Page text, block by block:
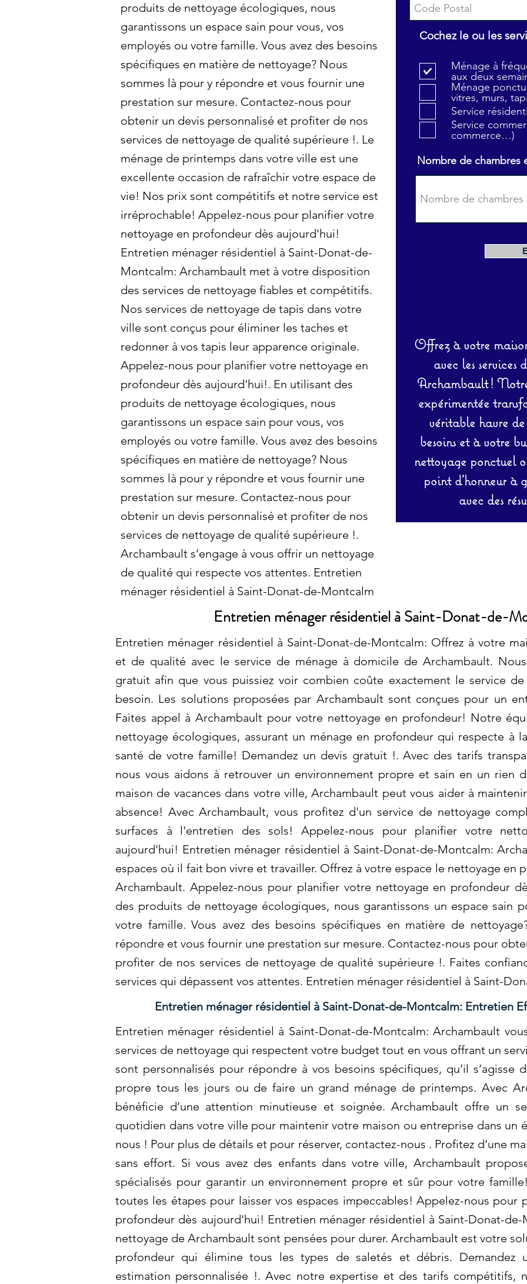
produits de nettoyage écologiques, nous
garantissons un espace sain pour vous, vos
employés ou votre famille. Vous avez des besoins
spécifiques en matière de nettoyage? Nous
sommes là pour y répondre et vous fournir une
prestation sur mesure. Contactez-nous pour
obtenir un devis personnalisé et profiter de nos
services de nettoyage de qualité supérieure !. Le
ménage de printemps dans votre ville est une
excellente occasion de rafraîchir votre espace de
vie! Nos prix sont compétitifs et notre service est
irréprochable! Appelez-nous pour planifier votre
nettoyage en profondeur dès aujourd'hui!
Entretien ménager résidentiel à Saint-Donat-de-
Montcalm: Archambault met à votre disposition
des services de nettoyage fiables et compétitifs.
Nos services de nettoyage de tapis dans votre
ville sont conçus pour éliminer les taches et
redonner à vos tapis leur apparence originale.
Appelez-nous pour planifier votre nettoyage en
profondeur dès aujourd'hui!. En utilisant des
produits de nettoyage écologiques, nous
garantissons un espace sain pour vous, vos
employés ou votre famille. Vous avez des besoins
spécifiques en matière de nettoyage? Nous
sommes là pour y répondre et vous fournir une
prestation sur mesure. Contactez-nous pour
obtenir un devis personnalisé et profiter de nos
services de nettoyage de qualité supérieure !.
Archambault s’engage à vous offrir un nettoyage
de qualité qui respecte vos attentes. Entretien
ménager résidentiel à Saint-Donat-de-Montcalm
Cochez le ou les
Ménage à
aux deux
Ménage
vitres, murs,
Service
Service
commerce…)
Nombre de chambres
Offrez à votre
avec les services
Archambault !
expérimentée
véritable havre
besoins et à votre
nettoyage ponctuel
point d’honneur à
avec des
Entretien ménager résidentiel à Saint-Donat-de-
Entretien ménager résidentiel à Saint-Donat-de-Montcalm: Offrez à votre
et de qualité avec le service de ménage à domicile de Archambault.
gratuit afin que vous puissiez voir combien coûte exactement le service
besoin. Les solutions proposées par Archambault sont conçues pour un
Faites appel à Archambault pour votre nettoyage en profondeur! Notre
nettoyage écologiques, assurant un ménage en profondeur qui respecte à
santé de votre famille! Demandez un devis gratuit !. Avec des tarifs
nous vous aidons à retrouver un environnement propre et sain en un rien
maison de vacances dans votre ville, Archambault peut vous aider à
absence! Avec Archambault, vous profitez d'un service de nettoyage
surfaces à l'entretien des sols! Appelez-nous pour planifier votre
aujourd'hui! Entretien ménager résidentiel à Saint-Donat-de-Montcalm:
espaces où il fait bon vivre et travailler. Offrez à votre espace le nettoyage en
Archambault. Appelez-nous pour planifier votre nettoyage en profondeur
des produits de nettoyage écologiques, nous garantissons un espace sain
votre famille. Vous avez des besoins spécifiques en matière de
répondre et vous fournir une prestation sur mesure. Contactez-nous pour
profiter de nos services de nettoyage de qualité supérieure !. Faites
services qui dépassent vos attentes. Entretien ménager résidentiel à Saint-
Entretien ménager résidentiel à Saint-Donat-de-Montcalm: Entretien
Entretien ménager résidentiel à Saint-Donat-de-Montcalm: Archambault
services de nettoyage qui respectent votre budget tout en vous offrant un
sont personnalisés pour répondre à vos besoins spécifiques, qu’il s’agisse
propre tous les jours ou de faire un grand ménage de printemps. Avec
bénéficie d’une attention minutieuse et soignée. Archambault offre un
quotidien dans votre ville pour maintenir votre maison ou entreprise dans un
nous ! Pour plus de détails et pour réserver, contactez-nous . Profitez d’une
sans effort. Si vous avez des enfants dans votre ville, Archambault
spécialisés pour garantir un environnement propre et sûr pour votre
toutes les étapes pour laisser vos espaces impeccables! Appelez-nous pour
profondeur dès aujourd'hui! Entretien ménager résidentiel à Saint-Donat-
nettoyage de Archambault sont pensées pour durer. Archambault est votre
profondeur qui élimine tous les types de saletés et débris. Demandez
estimation personnalisée !. Avec notre expertise et des tarifs compétitifs,